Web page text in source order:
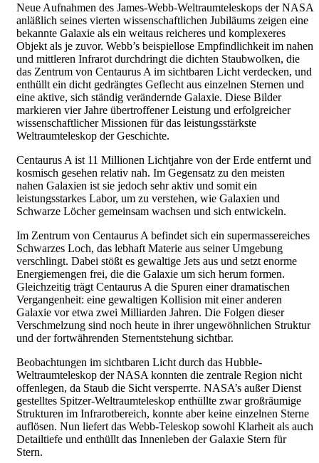
Neue Aufnahmen des James-Webb-Weltraumteleskops der NASA
anläßlich seines vierten wissenschaftlichen Jubiläums zeigen eine
bekannte Galaxie als ein weitaus reicheres und komplexeres
Objekt als je zuvor. Webb’s beispiellose Empfindlichkeit im nahen
und mittleren Infrarot durchdringt die dichten Staubwolken, die
das Zentrum von Centaurus A im sichtbaren Licht verdecken, und
enthüllt ein dicht gedrängtes Geflecht aus einzelnen Sternen und
eine aktive, sich ständig verändernde Galaxie. Diese Bilder
markieren vier Jahre übertroffener Leistung und erfolgreicher
wissenschaftlicher Missionen für das leistungsstärkste
Weltraumteleskop der Geschichte.
Centaurus A ist 11 Millionen Lichtjahre von der Erde entfernt und
kosmisch gesehen relativ nah. Im Gegensatz zu den meisten
nahen Galaxien ist sie jedoch sehr aktiv und somit ein
leistungsstarkes Labor, um zu verstehen, wie Galaxien und
Schwarze Löcher gemeinsam wachsen und sich entwickeln.
Im Zentrum von Centaurus A befindet sich ein supermassereiches
Schwarzes Loch, das lebhaft Materie aus seiner Umgebung
verschlingt. Dabei stößt es gewaltige Jets aus und setzt enorme
Energiemengen frei, die die Galaxie um sich herum formen.
Gleichzeitig trägt Centaurus A die Spuren einer dramatischen
Vergangenheit: eine gewaltigen Kollision mit einer anderen
Galaxie vor etwa zwei Milliarden Jahren. Die Folgen dieser
Verschmelzung sind noch heute in ihrer ungewöhnlichen Struktur
und der fortwährenden Sternentstehung sichtbar.
Beobachtungen im sichtbaren Licht durch das Hubble-
Weltraumteleskop der NASA konnten die zentrale Region nicht
offenlegen, da Staub die Sicht versperrte. NASA’s außer Dienst
gestelltes Spitzer-Weltraumteleskop enthüllte zwar großräumige
Strukturen im Infrarotbereich, konnte aber keine einzelnen Sterne
auflösen. Nun liefert das Webb-Teleskop sowohl Klarheit als auch
Detailtiefe und enthüllt das Innenleben der Galaxie Stern für
Stern.